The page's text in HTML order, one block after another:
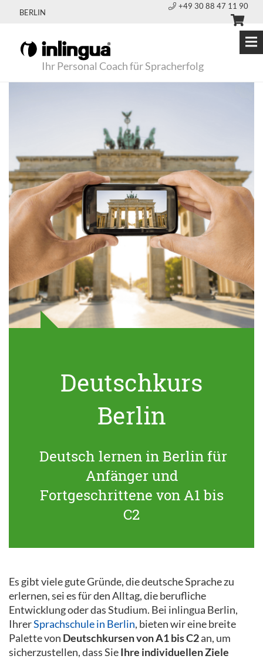
BERLIN
+49 30 88 47 11 90
Ihr Personal Coach für Spracherfolg
Deutschkurs
Berlin
Deutsch lernen in Berlin für
Anfänger und
Fortgeschrittene von A1 bis
C2
Es gibt viele gute Gründe, die deutsche Sprache zu
erlernen, sei es für den Alltag, die berufliche
Entwicklung oder das Studium. Bei inlingua Berlin,
IhrerSprachschule in Berlin, bieten wir eine breite
Palette von Deutschkursen von A1 bis C2an, um
sicherzustellen, dass SieIhre individuellen Ziele